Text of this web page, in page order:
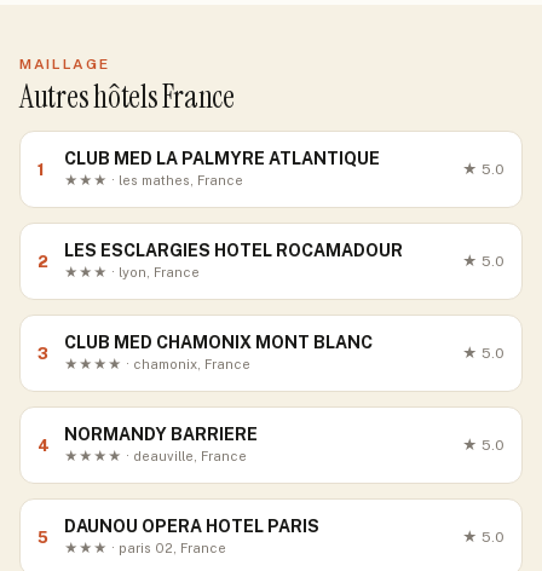
MAILLAGE
Autres hôtels France
1
CLUB MED LA PALMYRE ATLANTIQUE
★★★ · les mathes, France
★ 5.0
2
LES ESCLARGIES HOTEL ROCAMADOUR
★★★ · lyon, France
★ 5.0
3
CLUB MED CHAMONIX MONT BLANC
★★★★ · chamonix, France
★ 5.0
4
NORMANDY BARRIERE
★★★★ · deauville, France
★ 5.0
5
DAUNOU OPERA HOTEL PARIS
★★★ · paris 02, France
★ 5.0